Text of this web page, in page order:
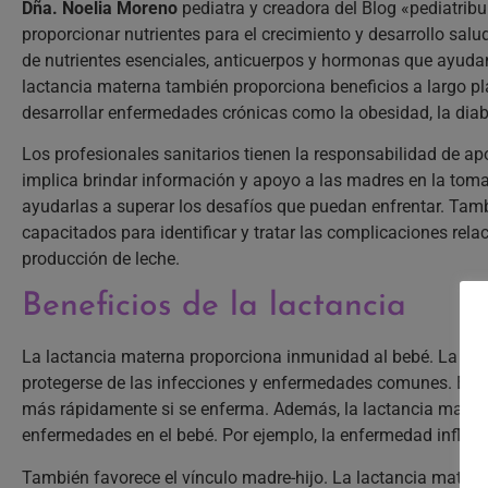
Dña. Noelia Moreno pediatra y creadora del Blog
proporcionar nutrientes para el crecimiento y desarrollo
de nutrientes esenciales, anticuerpos y hormonas que
lactancia materna también proporciona beneficios a largo
desarrollar enfermedades crónicas como la obesidad, la
Los profesionales sanitarios tienen la responsabilidad de
implica brindar información y apoyo a las madres en la
ayudarlas a superar los desafíos que puedan enfrentar.
capacitados para identificar y tratar las complicaciones
producción de leche.
Beneficios de la lactancia
La lactancia materna proporciona inmunidad al bebé. La
protegerse de las infecciones y enfermedades comunes.
más rápidamente si se enferma. Además, la lactancia
enfermedades en el bebé. Por ejemplo, la enfermedad
También favorece el vínculo madre-hijo. La lactancia